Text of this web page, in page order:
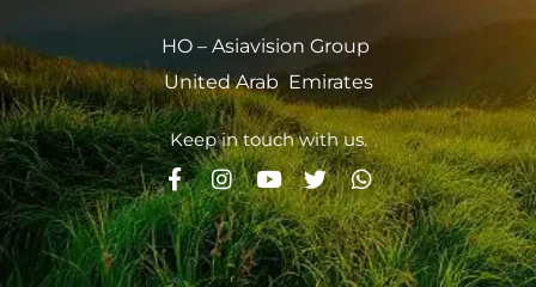
HO – Asiavision Group
United Arab Emirates
Keep in touch with us.